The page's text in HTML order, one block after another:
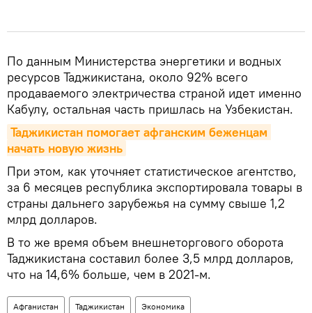
По данным Министерства энергетики и водных
ресурсов Таджикистана, около 92% всего
продаваемого электричества страной идет именно
Кабулу, остальная часть пришлась на Узбекистан.
Таджикистан помогает афганским беженцам
начать новую жизнь
При этом, как уточняет статистическое агентство,
за 6 месяцев республика экспортировала товары в
страны дальнего зарубежья на сумму свыше 1,2
млрд долларов.
В то же время объем внешнеторгового оборота
Таджикистана составил более 3,5 млрд долларов,
что на 14,6% больше, чем в 2021-м.
Афганистан Таджикистан Экономика